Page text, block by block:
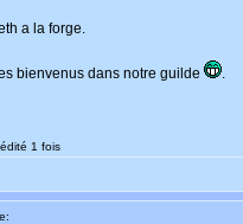
a la forge.
bienvenus dans notre guilde
.
1 fois